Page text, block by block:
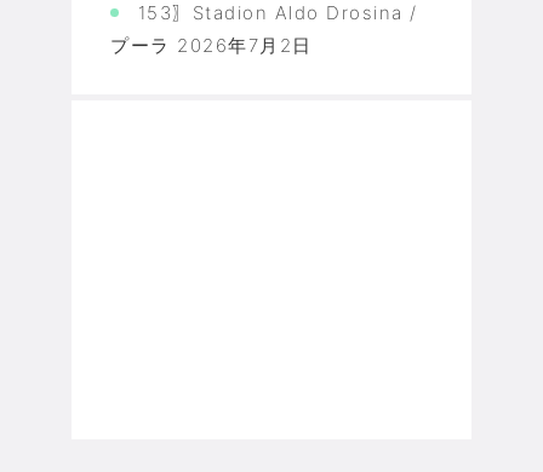
153〗Stadion Aldo Drosina /
プーラ 2026年7月2日